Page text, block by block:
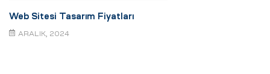
Web Sitesi Tasarım Fiyatları
ARALIK, 2024